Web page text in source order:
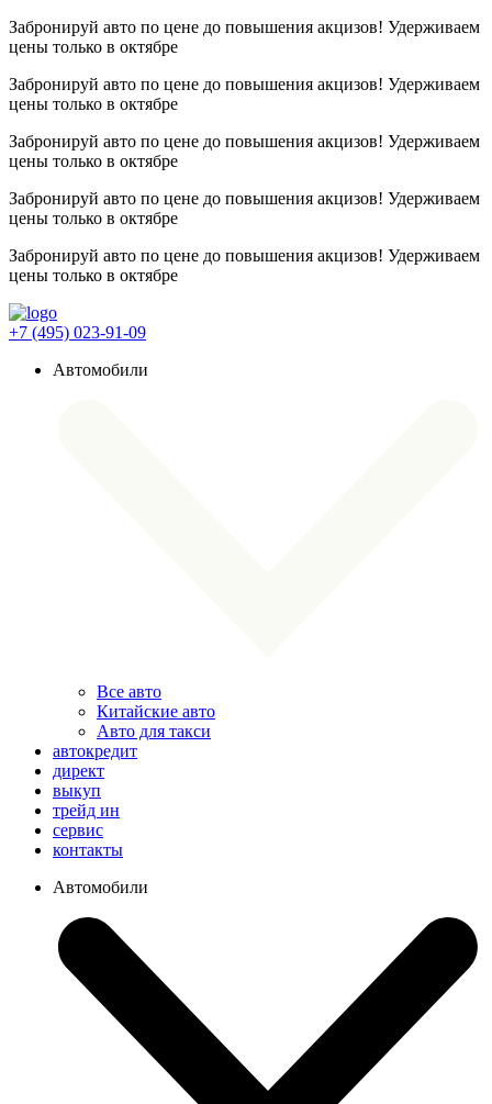
Забронируй авто по цене до повышения акцизов! Удерживаем
цены только в октябре
Забронируй авто по цене до повышения акцизов! Удерживаем
цены только в октябре
Забронируй авто по цене до повышения акцизов! Удерживаем
цены только в октябре
Забронируй авто по цене до повышения акцизов! Удерживаем
цены только в октябре
Забронируй авто по цене до повышения акцизов! Удерживаем
цены только в октябре
+7 (495) 023-91-09
Автомобили
Все авто
Китайские авто
Авто для такси
автокредит
директ
выкуп
трейд ин
сервис
контакты
Автомобили